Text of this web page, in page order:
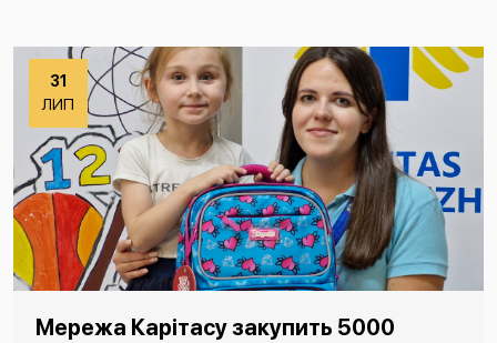
31
ЛИП
Мережа Карітасу закупить 5000